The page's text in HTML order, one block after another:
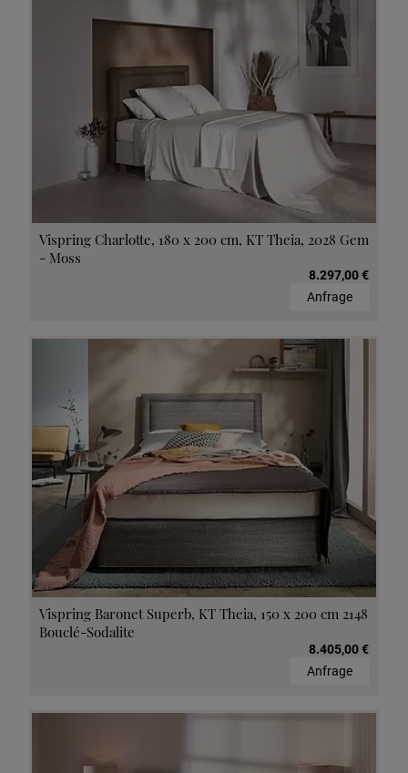
Vispring Charlotte, 180 x 200 cm, KT Theia, 2028 Gem
- Moss
8.297,00 €
Anfrage
Vispring Baronet Superb, KT Theia, 150 x 200 cm 2148
Bouclé-Sodalite
8.405,00 €
Anfrage